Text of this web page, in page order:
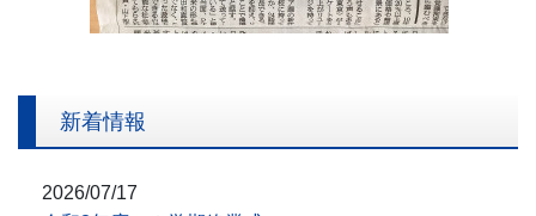
新着情報
2026/07/17